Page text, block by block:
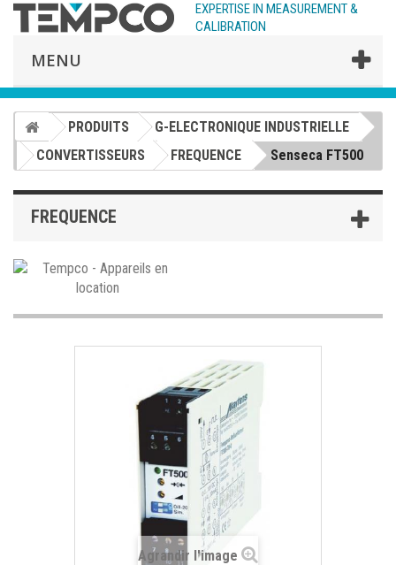
EXPERTISE IN MEASUREMENT &
CALIBRATION
MENU
PRODUITS
G-ELECTRONIQUE INDUSTRIELLE
CONVERTISSEURS
FREQUENCE Senseca FT500
FREQUENCE
Agrandir l'image